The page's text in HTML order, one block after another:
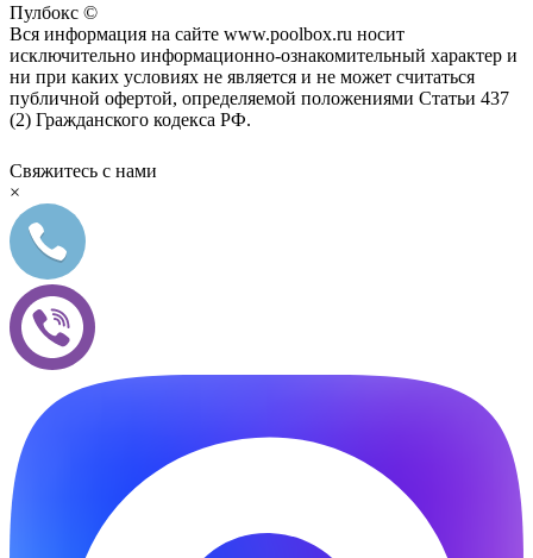
Пулбокс ©
Вся информация на сайте www.poolbox.ru носит
исключительно информационно-ознакомительный характер и
ни при каких условиях не является и не может считаться
публичной офертой, определяемой положениями Статьи 437
(2) Гражданского кодекса РФ.
Свяжитесь с нами
×